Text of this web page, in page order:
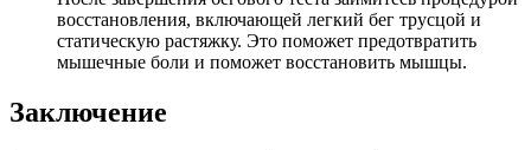
восстановления, включающей легкий бег трусцой и
статическую растяжку. Это поможет предотвратить
мышечные боли и поможет восстановить мышцы.
Заключение